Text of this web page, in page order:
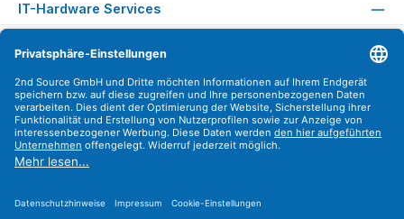
IT-Hardware Services
Versandarten
Zahlungsarten
Sicher Einkaufen
Find us on